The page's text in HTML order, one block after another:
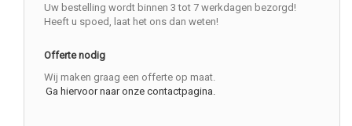
Uw bestelling wordt binnen 3 tot 7 werkdagen bezorgd!
Heeft u spoed, laat het ons dan weten!
Offerte nodig
Wij maken graag een offerte op maat.
Ga hiervoor naar onze contactpagina.